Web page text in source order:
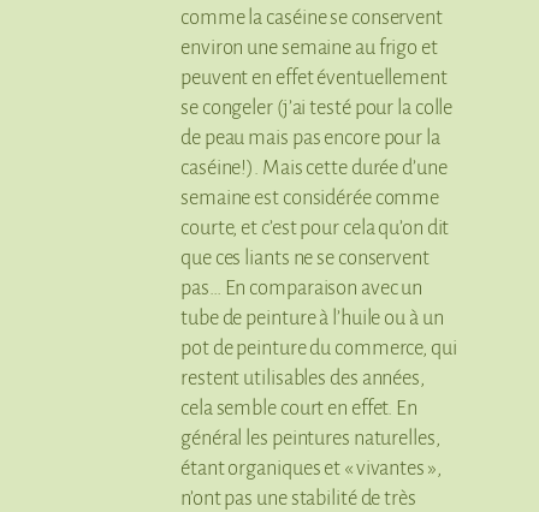
comme la caséine se conservent
environ une semaine au frigo et
peuvent en effet éventuellement
se congeler (j’ai testé pour la colle
de peau mais pas encore pour la
caséine!). Mais cette durée d’une
semaine est considérée comme
courte, et c’est pour cela qu’on dit
que ces liants ne se conservent
pas… En comparaison avec un
tube de peinture à l’huile ou à un
pot de peinture du commerce, qui
restent utilisables des années,
cela semble court en effet. En
général les peintures naturelles,
étant organiques et « vivantes »,
n’ont pas une stabilité de très